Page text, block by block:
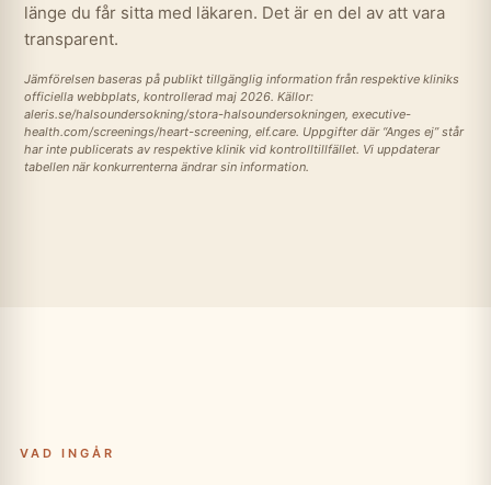
länge du får sitta med läkaren. Det är en del av att vara
transparent.
Jämförelsen baseras på publikt tillgänglig information från respektive kliniks
officiella webbplats, kontrollerad maj 2026. Källor:
aleris.se/halsoundersokning/stora-halsoundersokningen, executive-
health.com/screenings/heart-screening, elf.care. Uppgifter där “Anges ej” står
har inte publicerats av respektive klinik vid kontrolltillfället. Vi uppdaterar
tabellen när konkurrenterna ändrar sin information.
VAD INGÅR